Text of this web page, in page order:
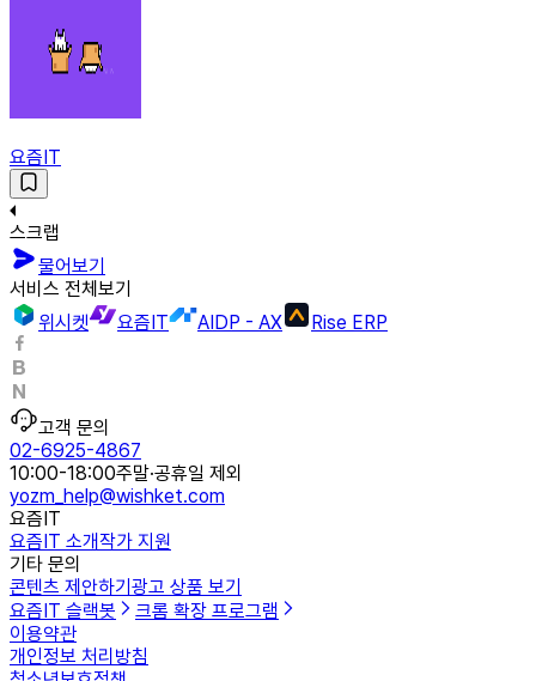
요즘IT
스크랩
물어보기
서비스 전체보기
위시켓
요즘IT AIDP - AX Rise ERP
고객 문의
02-6925-4867
10:00-18:00주말·공휴일 제외
yozm_help@wishket.com
요즘IT
요즘IT 소개작가 지원
기타 문의
콘텐츠 제안하기광고 상품 보기
요즘IT 슬랙봇
크롬 확장 프로그램
이용약관
개인정보 처리방침